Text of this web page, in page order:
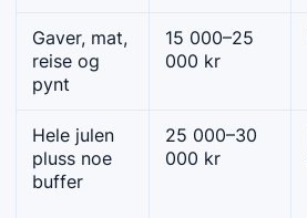
Gaver, mat,
reise og
pynt
15 000–25
000 kr
Hele julen
pluss noe
buffer
25 000–30
000 kr